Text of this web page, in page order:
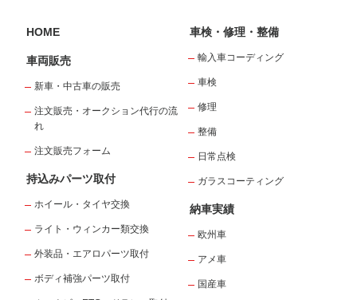
HOME
車両販売
新車・中古車の販売
注文販売・オークション代行の流
れ
注文販売フォーム
持込みパーツ取付
ホイール・タイヤ交換
ライト・ウィンカー類交換
外装品・エアロパーツ取付
ボディ補強パーツ取付
車検・修理・整備
輸入車コーディング
車検
修理
整備
日常点検
ガラスコーティング
納車実績
欧州車
アメ車
国産車